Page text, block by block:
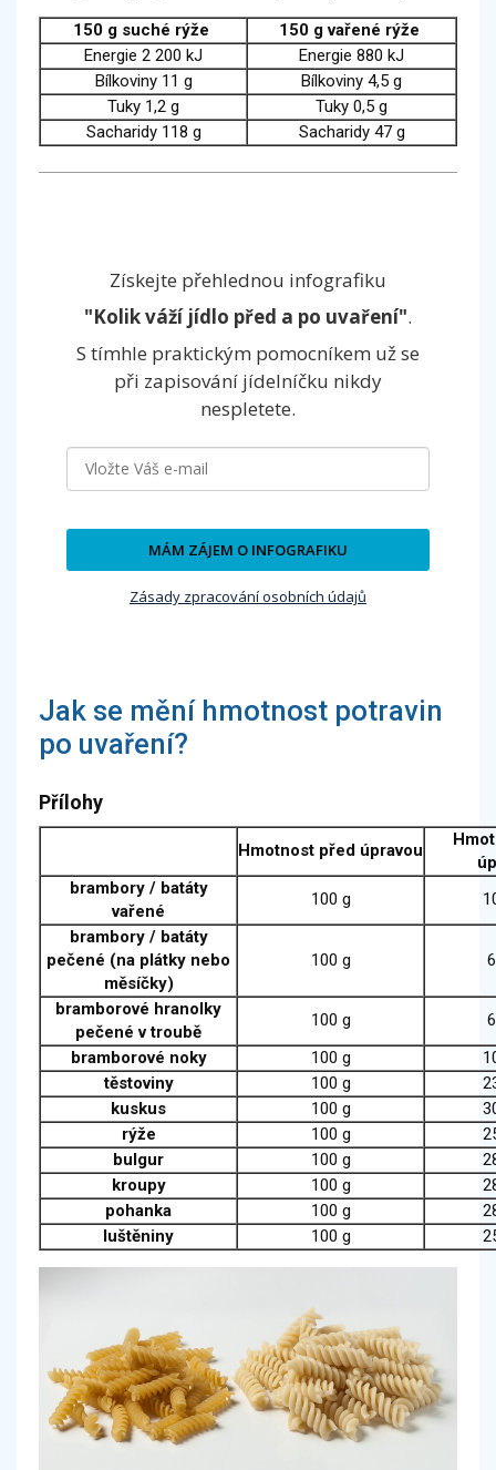
150 g suché rýže
150 g vařené rýže
Energie 2 200 kJ
Energie 880 kJ
Bílkoviny 11 g
Bílkoviny 4,5 g
Tuky 1,2 g
Tuky 0,5 g
Sacharidy 118 g
Sacharidy 47 g
Získejte přehlednou infografiku
"Kolik váží jídlo před a po uvaření".
S tímhle praktickým pomocníkem už se
při zapisování jídelníčku nikdy
nespletete.
MÁM ZÁJEM O INFOGRAFIKU
Zásady zpracování osobních údajů
Jak se mění hmotnost potravin
po uvaření?
Přílohy
Hmotnost před úpravou
brambory / batáty
vařené
100 g
brambory / batáty
pečené (na plátky nebo
měsíčky)
100 g
bramborové hranolky
pečené v troubě
100 g
bramborové noky
100 g
těstoviny
100 g
kuskus
100 g
rýže
100 g
bulgur
100 g
kroupy
100 g
pohanka
100 g
luštěniny
100 g